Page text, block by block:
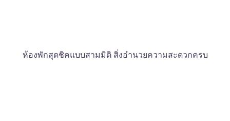
ห้องพักสุดชิคแบบสามมิติ สิ่งอำนวยความสะดวกครบ